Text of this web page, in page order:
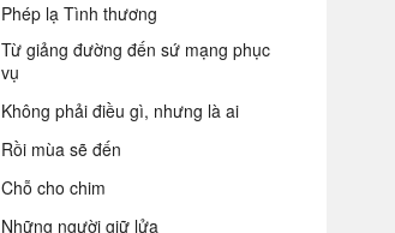
Phép lạ Tình thương
Từ giảng đường đến sứ mạng phục
vụ
Không phải điều gì, nhưng là ai
Rồi mùa sẽ đến
Chỗ cho chim
Những người giữ lửa